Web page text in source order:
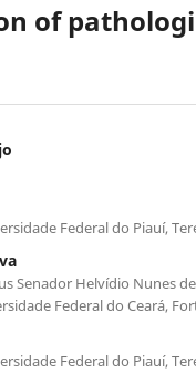
of
Federal do Piauí,
Senador Helvídio Nunes
Federal do Ceará,
Federal do Piauí,